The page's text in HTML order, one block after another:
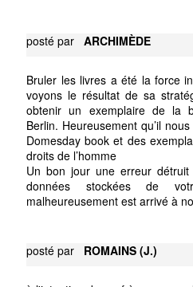
posté parARCHIMÈDE
Bruler les livres a été la force
voyons le résultat de sa
obtenir un exemplaire de la
Berlin. Heureusement qu’il
Domesday book et des
droits de l’homme
Un bon jour une erreur
données stockées de
malheureusement est arrivé à
posté par ROMAINS (J.)